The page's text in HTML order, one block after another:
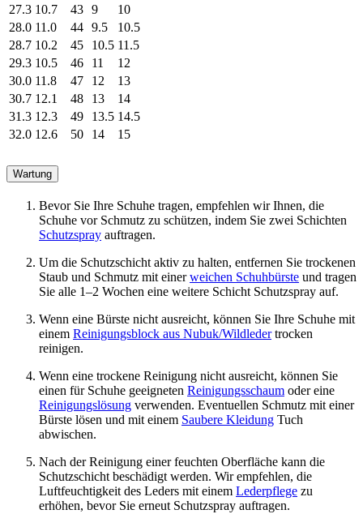
27.3 10.7 43 9
10
28.0 11.0 44 9.5
10.5
28.7 10.2 45 10.5 11.5
29.3 10.5 46 11
12
30.0 11.8 47 12
13
30.7 12.1 48 13
14
31.3 12.3 49 13.5 14.5
32.0 12.6 50 14 15
Wartung
Bevor Sie Ihre Schuhe tragen, empfehlen wir Ihnen, die
Schuhe vor Schmutz zu schützen, indem Sie zwei Schichten
Schutzspray auftragen.
Um die Schutzschicht aktiv zu halten, entfernen Sie trockenen
Staub und Schmutz mit einerweichen Schuhbürste und tragen
Sie alle 1–2 Wochen eine weitere Schicht Schutzspray auf.
Wenn eine Bürste nicht ausreicht, können Sie Ihre Schuhe mit
einem Reinigungsblock aus Nubuk/Wildledertrocken
reinigen.
Wenn eine trockene Reinigung nicht ausreicht, können Sie
einen für Schuhe geeigneten Reinigungsschaum oder eine
Reinigungslösung verwenden. Eventuellen Schmutz mit einer
Bürste lösen und mit einem Saubere Kleidung Tuch
abwischen.
Nach der Reinigung einer feuchten Oberfläche kann die
Schutzschicht beschädigt werden. Wir empfehlen, die
Luftfeuchtigkeit des Leders mit einem Lederpflege zu
erhöhen, bevor Sie erneut Schutzspray auftragen.